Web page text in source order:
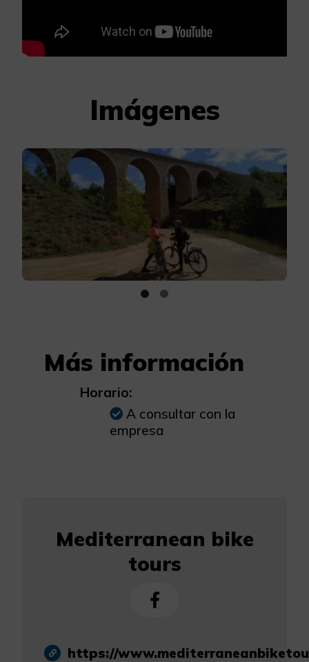
Imágenes
Más información
Horario:
A consultar con la
empresa
Mediterranean bike
tours
https://